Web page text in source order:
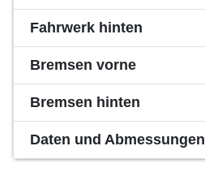
Fahrwerk hinten
Bremsen vorne
Bremsen hinten
Daten und Abmessungen